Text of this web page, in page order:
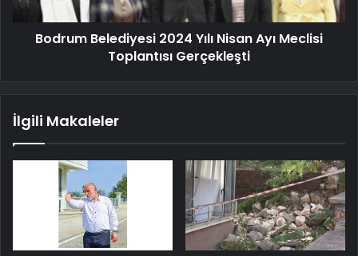
Bodrum Belediyesi 2024 Yılı Nisan Ayı Meclisi
Toplantısı Gerçekleşti
İlgili Makaleler